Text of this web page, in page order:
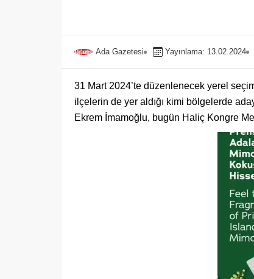
Ada Gazetesi Yayınlama: 13.02.2024
31 Mart 2024’te düzenlenecek yerel
ilçelerin de yer aldığı kimi bölgelerde
Ekrem İmamoğlu, bugün Haliç Kongre